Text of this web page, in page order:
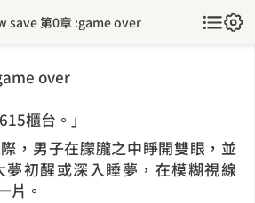
save 第0章 :game over
over
櫃台。」
，男子在朦朧之中睜開雙眼，並
初醒或深入睡夢，在模糊視線
片。